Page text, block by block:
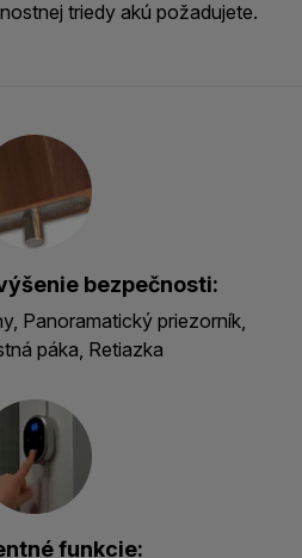
triedy akú požadujete.
bezpečnosti:
Panoramatický priezorník,
páka, Retiazka
funkcie: